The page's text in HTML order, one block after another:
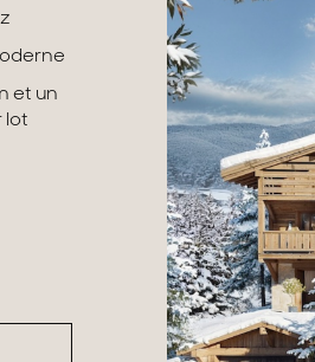
de ville
Maisons de campagne
Domaines
neufs
& Terrains
et un
lot